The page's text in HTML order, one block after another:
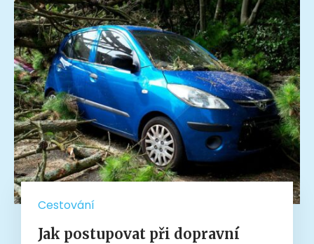
Cestování
Jak postupovat při dopravní